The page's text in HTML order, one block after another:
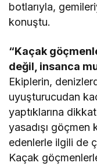
botlarıyla,
konuştu.
“Kaçak
değil, insanca
Ekiplerin,
uyuşturucudan
yaptıklarına
yasadışı göçmen
edenlerle ilgili de
Kaçak